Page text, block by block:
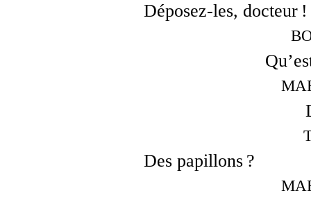
Déposez-les, docteur !
Des papillons ?